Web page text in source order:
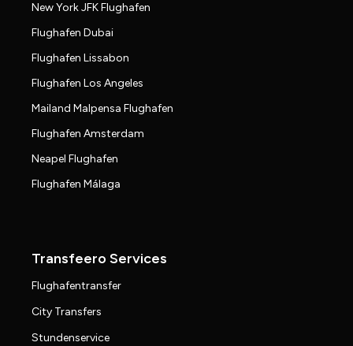
New York JFK Flughafen
Flughafen Dubai
Flughafen Lissabon
Flughafen Los Angeles
Mailand Malpensa Flughafen
Flughafen Amsterdam
Neapel Flughafen
Flughafen Málaga
Transfeero Services
Flughafentransfer
City Transfers
Stundenservice